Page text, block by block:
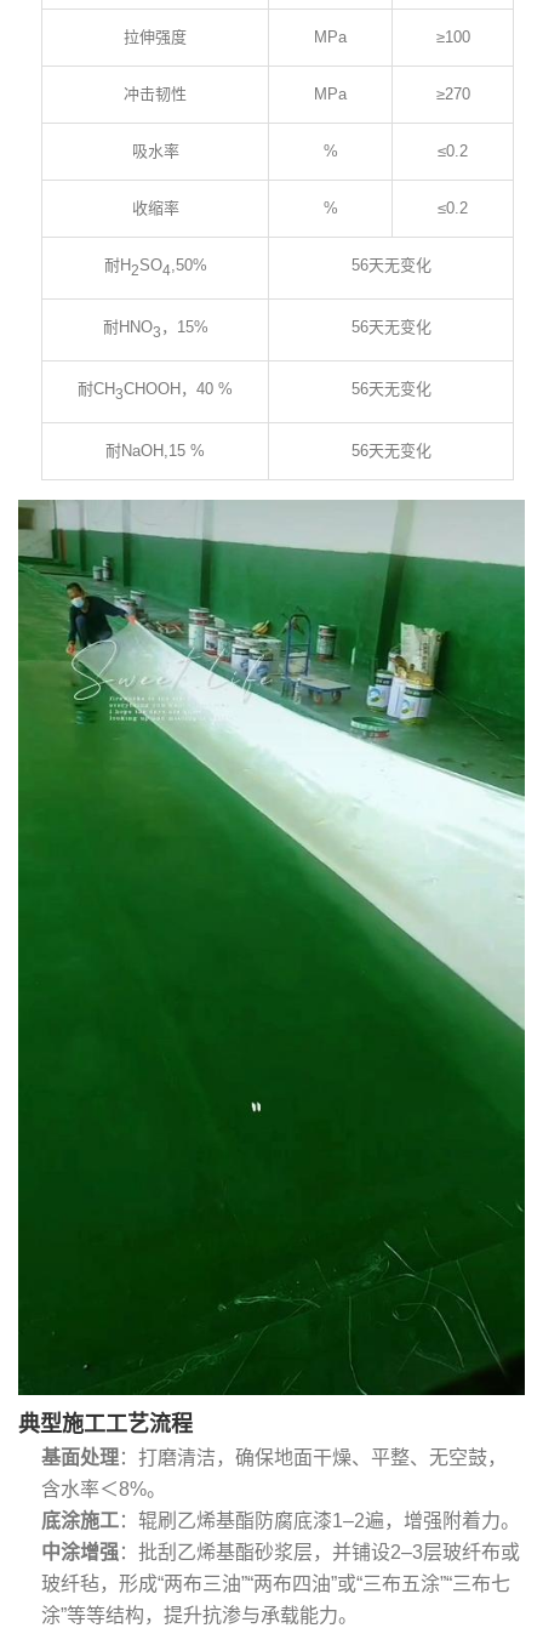
拉伸强度 MPa ≥100
冲击韧性 MPa ≥270
吸水率 % ≤0.2
收缩率 % ≤0.2
耐H2SO4,50% 56天无变化
耐HNO3 ，15% 56天无变化
耐CH3CHOOH，40 % 56天无变化
耐NaOH,15 % 56天无变化
典型施工工艺流程
基面处理‌：打磨清洁，确保地面干燥、平整、无空鼓，
含水率＜8%。
底涂施工‌：辊刷乙烯基酯防腐底漆1–2遍，增强附着力。
中涂增强 ‌：批刮乙烯基酯砂浆层，并铺设2–3层玻纤布或
玻纤毡，形成“两布三油”“两布四油”或“三布五涂”“三布七
涂”等等结构，提升抗渗与承载能力。